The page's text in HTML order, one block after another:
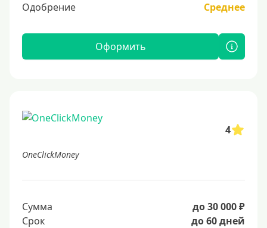
Одобрение
Среднее
Оформить
4
OneClickMoney
Сумма
до 30 000 ₽
Срок
до 60 дней